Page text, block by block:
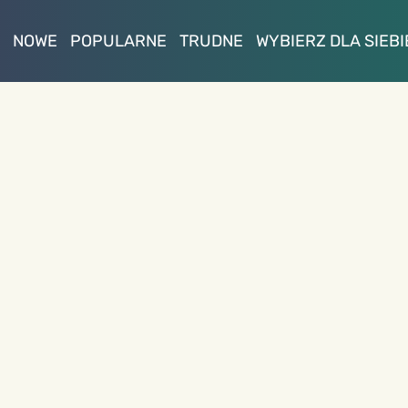
NOWE POPULARNE TRUDNE WYBIERZ DLA